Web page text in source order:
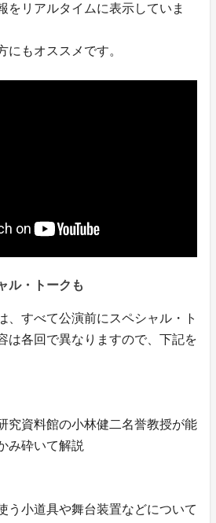
をリアルタイムに表示していま
にもオススメです。
ル・トークも
、すべて公演前にスペシャル・ト
は各回で異なりますので、下記を
究資料館の小林健二名誉教授が能
み砕いて解説
う小道具や舞台装置などについて